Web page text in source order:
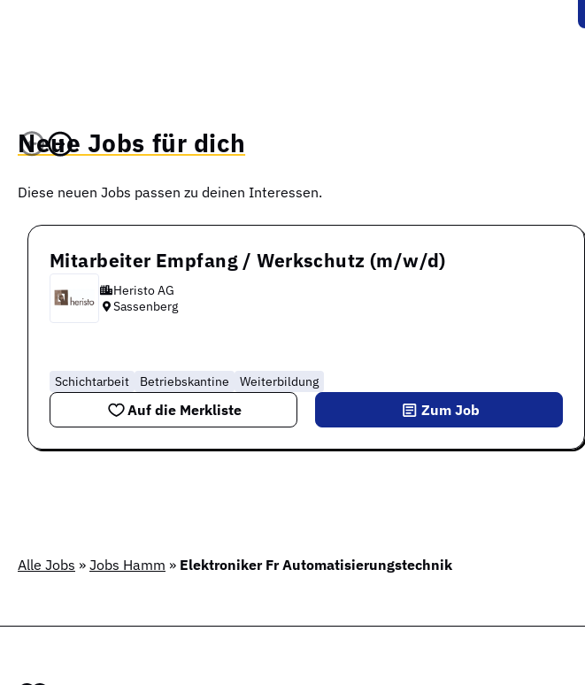
Neue Jobs für dich
Diese neuen Jobs passen zu deinen Interessen.
Mitarbeiter Empfang / Werkschutz (m/w/d)
Heristo AG
Sassenberg
Schichtarbeit Betriebskantine Weiterbildung
Auf die Merkliste Zum Job
Alle Jobs » Jobs Hamm » Elektroniker Fr Automatisierungstechnik